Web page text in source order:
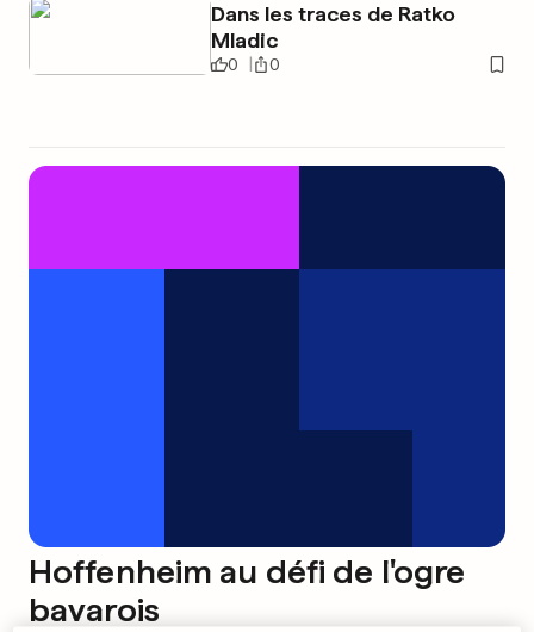
Dans les traces de Ratko
Mladic
0 0
Hoffenheim au défi de l'ogre
bavarois